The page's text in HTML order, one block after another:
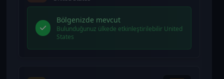
Bölgenizde mevcut
Bulunduğunuz ülkede etkinleştirilebilir United
States